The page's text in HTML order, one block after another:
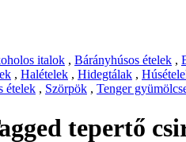
italok , Bárányhúsos ételek ,
, Halételek , Hidegtálak ,
ételek , Szörpök , Tenger
tepertő